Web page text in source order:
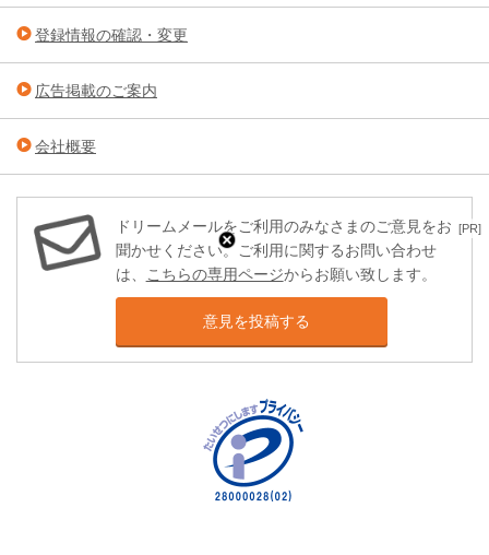
[PR]
登録情報の確認・変更
広告掲載のご案内
会社概要
ドリームメールをご利用のみなさまのご意見をお
聞かせください。ご利用に関するお問い合わせ
は、
こちらの専用ページからお願い致します。
意見を投稿する